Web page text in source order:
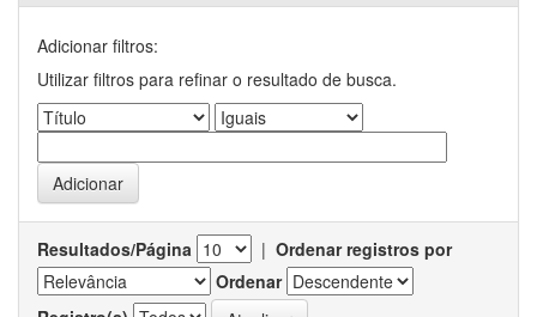
Adicionar filtros:
Utilizar filtros para refinar o resultado de busca.
Resultados/Página | Ordenar registros por
Ordenar